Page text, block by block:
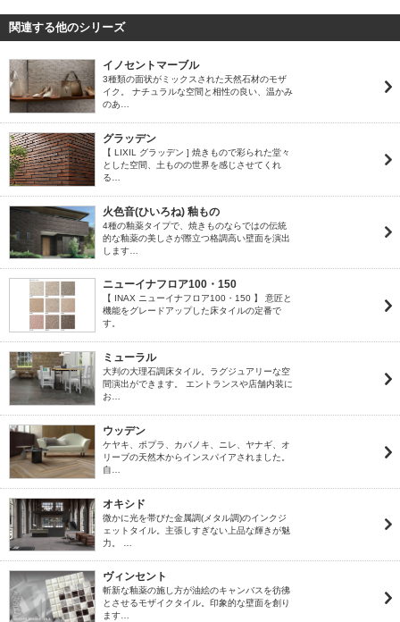
関連する他のシリーズ
イノセントマーブル
3種類の面状がミックスされた天然石材のモザ
イク。 ナチュラルな空間と相性の良い、温かみ
のあ…
グラッデン
【 LIXIL グラッデン ] 焼きもので彩られた堂々
とした空間、土ものの世界を感じさせてくれ
る…
火色音(ひいろね) 釉もの
4種の釉薬タイプで、焼きものならではの伝統
的な釉薬の美しさが際立つ格調高い壁面を演出
します…
ニューイナフロア100・150
【 INAX ニューイナフロア100・150 】 意匠と
機能をグレードアップした床タイルの定番で
す。
ミューラル
大判の大理石調床タイル。ラグジュアリーな空
間演出ができます。 エントランスや店舗内装に
お…
ウッデン
ケヤキ、ポプラ、カバノキ、ニレ、ヤナギ、オ
リーブの天然木からインスパイアされました。
自…
オキシド
微かに光を帯びた金属調(メタル調)のインクジ
ェットタイル。主張しすぎない上品な輝きが魅
力。 …
ヴィンセント
斬新な釉薬の施し方が油絵のキャンバスを彷彿
とさせるモザイクタイル。印象的な壁面を創り
ます…